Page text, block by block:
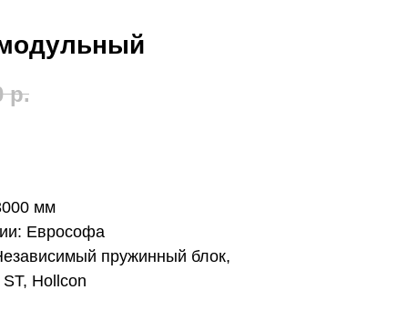
р.
мм
Еврософа
пружинный блок,
Hollcon